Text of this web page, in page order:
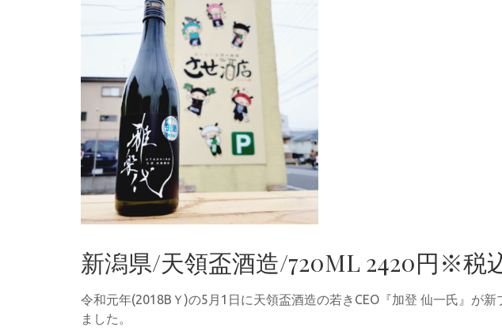
新潟県/天領盃酒造/720ML 2420円※税
令和元年(2018BＹ)の5月1日に天領盃酒造の若きCEO『加登 仙一氏』が
ました。